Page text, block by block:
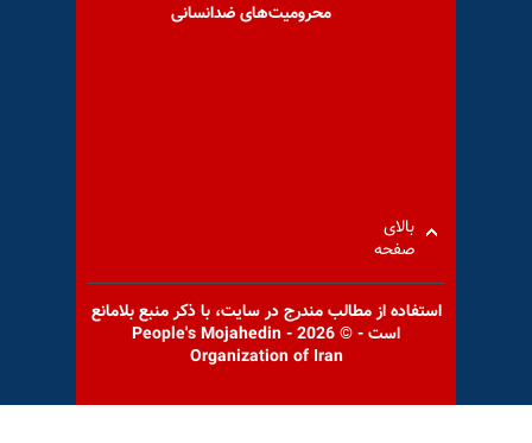
محرومیت‌های ضدانسانی
قبض آب و برق خرداد و تیر
بالای
صفحه
استفاده از مطالب مندرج در سايت، با ذكر منبع بلامانع
است - © 2026 - People's Mojahedin
Organization of Iran